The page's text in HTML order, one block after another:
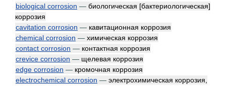
biological corrosion — биологическая [бактериологическая]
коррозия
cavitation corrosion — кавитационная коррозия
chemical corrosion — химическая коррозия
contact corrosion — контактная коррозия
crevice corrosion — щелевая коррозия
edge corrosion — кромочная коррозия
electrochemical corrosion — электрохимическая коррозия,